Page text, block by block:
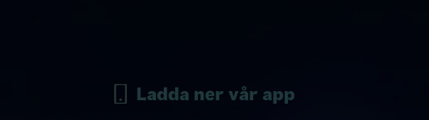
Ladda ner vår app